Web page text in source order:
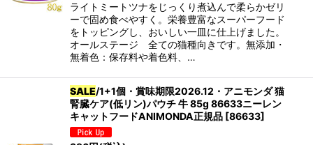
ライトミートツナをじっくり煮込んで柔らかゼリ
ーで固め食べやすく。栄養豊富なスーパーフード
をトッピングし、おいしい一皿に仕上げました。
オールステージ 全ての猫種向きです。無添加・
無着色：保存料や着色料、…
SALE/1+1個・賞味期限2026.12・アニモンダ 猫
腎臓ケア(低リン)パウチ 牛 85g 86633ニーレン
キャットフードANIMONDA正規品 [86633]